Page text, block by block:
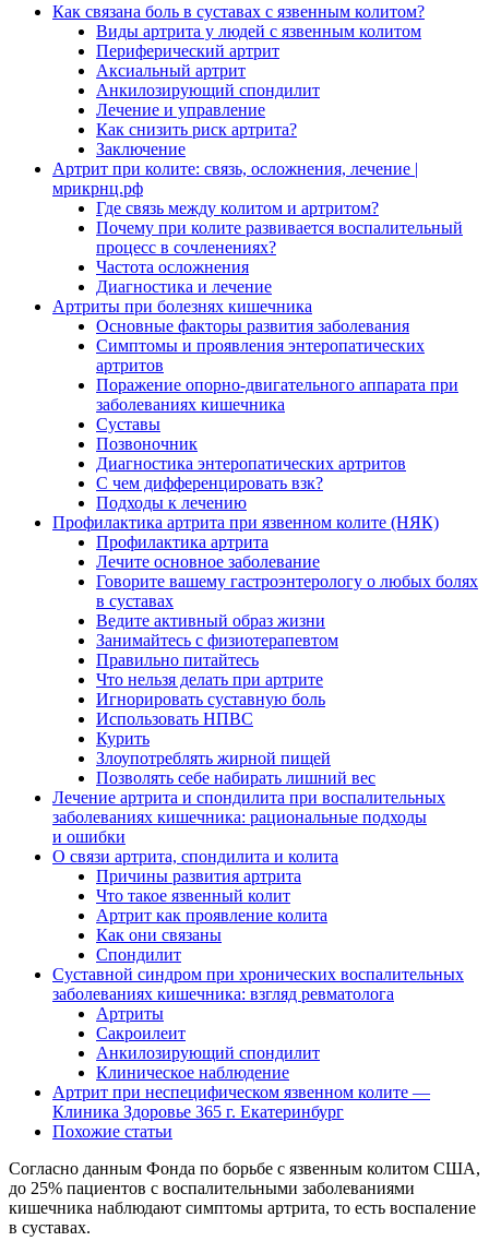
Как связана боль в суставах с язвенным колитом?
Виды артрита у людей с язвенным колитом
Периферический артрит
Аксиальный артрит
Анкилозирующий спондилит
Лечение и управление
Как снизить риск артрита?
Заключение
Артрит при колите: связь, осложнения, лечение |
мрикрнц.рф
Где связь между колитом и артритом?
Почему при колите развивается воспалительный
процесс в сочленениях?
Частота осложнения
Диагностика и лечение
Артриты при болезнях кишечника
Основные факторы развития заболевания
Симптомы и проявления энтеропатических
артритов
Поражение опорно-двигательного аппарата при
заболеваниях кишечника
Суставы
Позвоночник
Диагностика энтеропатических артритов
С чем дифференцировать взк?
Подходы к лечению
Профилактика артрита при язвенном колите (НЯК)
Профилактика артрита
Лечите основное заболевание
Говорите вашему гастроэнтерологу о любых болях
в суставах
Ведите активный образ жизни
Занимайтесь с физиотерапевтом
Правильно питайтесь
Что нельзя делать при артрите
Игнорировать суставную боль
Использовать НПВС
Курить
Злоупотреблять жирной пищей
Позволять себе набирать лишний вес
Лечение артрита и спондилита при воспалительных
заболеваниях кишечника: рациональные подходы
и ошибки
О связи артрита, спондилита и колита
Причины развития артрита
Что такое язвенный колит
Артрит как проявление колита
Как они связаны
Спондилит
Суставной синдром при хронических воспалительных
заболеваниях кишечника: взгляд ревматолога
Артриты
Сакроилеит
Анкилозирующий спондилит
Клиническое наблюдение
Артрит при неспецифическом язвенном колите —
Клиника Здоровье 365 г. Екатеринбург
Похожие статьи
Согласно данным Фонда по борьбе с язвенным колитом США,
до 25% пациентов с воспалительными заболеваниями
кишечника наблюдают симптомы артрита, то есть воспаление
в суставах.